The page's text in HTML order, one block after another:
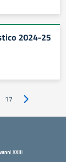
2024-25
17 Pagina
XXIII